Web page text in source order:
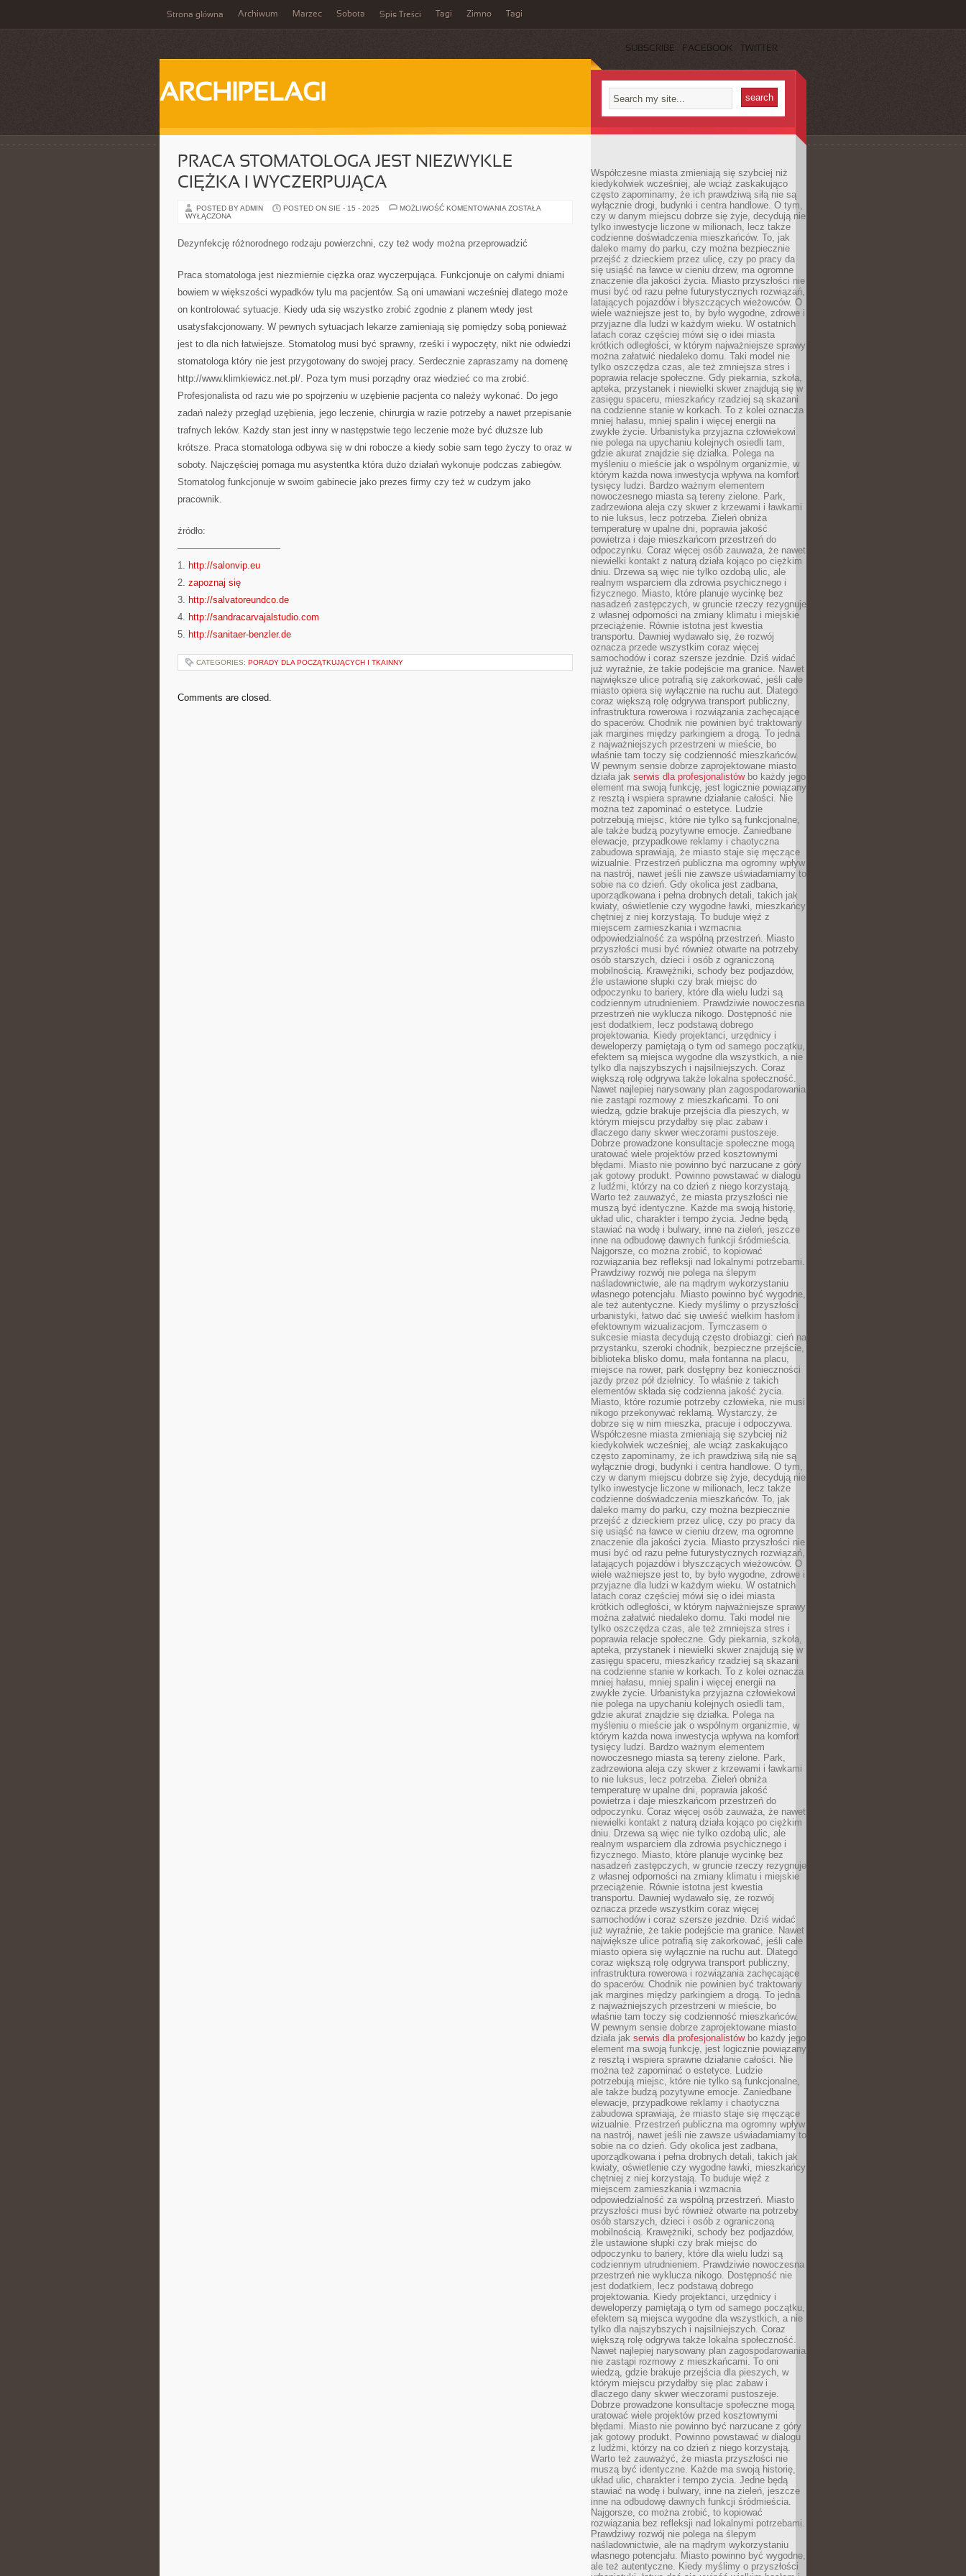
Strona główna Archiwum Marzec Sobota Spis Treści Tagi Zimno Tagi
SUBSCRIBE FACEBOOK TWITTER
ARCHIPELAGI
PRACA STOMATOLOGA JEST NIEZWYKLE
CIĘŻKA I WYCZERPUJĄCA
POSTED BY ADMIN POSTED ON SIE - 15 - 2025 MOŻLIWOŚĆ KOMENTOWANIA PRACA
CIĘŻKA
I
ZOSTAŁA
WYŁĄCZONA
Dezynfekcję różnorodnego rodzaju powierzchni, czy też wody można przeprowadzić
Praca stomatologa jest niezmiernie ciężka oraz wyczerpująca. Funkcjonuje on całymi dniami
bowiem w większości wypadków tylu ma pacjentów. Są oni umawiani wcześniej dlatego może
on kontrolować sytuacje. Kiedy uda się wszystko zrobić zgodnie z planem wtedy jest
usatysfakcjonowany. W pewnych sytuacjach lekarze zamieniają się pomiędzy sobą ponieważ
jest to dla nich łatwiejsze. Stomatolog musi być sprawny, rześki i wypoczęty, nikt nie odwiedzi
stomatologa który nie jest przygotowany do swojej pracy. Serdecznie zapraszamy na domenę
http://www.klimkiewicz.net.pl/. Poza tym musi porządny oraz wiedzieć co ma zrobić.
Profesjonalista od razu wie po spojrzeniu w uzębienie pacjenta co należy wykonać. Do jego
zadań należy przegląd uzębienia, jego leczenie, chirurgia w razie potrzeby a nawet przepisanie
trafnych leków. Każdy stan jest inny w następstwie tego leczenie może być dłuższe lub
krótsze. Praca stomatologa odbywa się w dni robocze a kiedy sobie sam tego życzy to oraz w
soboty. Najczęściej pomaga mu asystentka która dużo działań wykonuje podczas zabiegów.
Stomatolog funkcjonuje w swoim gabinecie jako prezes firmy czy też w cudzym jako
pracownik.
źródło:
———————————
1. http://salonvip.eu
2. zapoznaj się
3. http://salvatoreundco.de
4. http://sandracarvajalstudio.com
5. http://sanitaer-benzler.de
CATEGORIES: PORADY DLA POCZĄTKUJĄCYCH I TKAINNY
Comments are closed.
Współczesne miasta zmieniają się szybciej niż
kiedykolwiek wcześniej, ale wciąż zaskakująco
często zapominamy, że ich prawdziwą siłą nie są
wyłącznie drogi, budynki i centra handlowe. O tym,
czy w danym miejscu dobrze się żyje, decydują nie
tylko inwestycje liczone w milionach, lecz także
codzienne doświadczenia mieszkańców. To, jak
daleko mamy do parku, czy można bezpiecznie
przejść z dzieckiem przez ulicę, czy po pracy da
się usiąść na ławce w cieniu drzew, ma ogromne
znaczenie dla jakości życia. Miasto przyszłości nie
musi być od razu pełne futurystycznych rozwiązań,
latających pojazdów i błyszczących wieżowców. O
wiele ważniejsze jest to, by było wygodne, zdrowe i
przyjazne dla ludzi w każdym wieku. W ostatnich
latach coraz częściej mówi się o idei miasta
krótkich odległości, w którym najważniejsze sprawy
można załatwić niedaleko domu. Taki model nie
tylko oszczędza czas, ale też zmniejsza stres i
poprawia relacje społeczne. Gdy piekarnia, szkoła,
apteka, przystanek i niewielki skwer znajdują się w
zasięgu spaceru, mieszkańcy rzadziej są skazani
na codzienne stanie w korkach. To z kolei oznacza
mniej hałasu, mniej spalin i więcej energii na
zwykłe życie. Urbanistyka przyjazna człowiekowi
nie polega na upychaniu kolejnych osiedli tam,
gdzie akurat znajdzie się działka. Polega na
myśleniu o mieście jak o wspólnym organizmie, w
którym każda nowa inwestycja wpływa na komfort
tysięcy ludzi. Bardzo ważnym elementem
nowoczesnego miasta są tereny zielone. Park,
zadrzewiona aleja czy skwer z krzewami i ławkami
to nie luksus, lecz potrzeba. Zieleń obniża
temperaturę w upalne dni, poprawia jakość
powietrza i daje mieszkańcom przestrzeń do
odpoczynku. Coraz więcej osób zauważa, że nawet
niewielki kontakt z naturą działa kojąco po ciężkim
dniu. Drzewa są więc nie tylko ozdobą ulic, ale
realnym wsparciem dla zdrowia psychicznego i
fizycznego. Miasto, które planuje wycinkę bez
nasadzeń zastępczych, w gruncie rzeczy rezygnuje
z własnej odporności na zmiany klimatu i miejskie
przeciążenie. Równie istotna jest kwestia
transportu. Dawniej wydawało się, że rozwój
oznacza przede wszystkim coraz więcej
samochodów i coraz szersze jezdnie. Dziś widać
już wyraźnie, że takie podejście ma granice. Nawet
największe ulice potrafią się zakorkować, jeśli całe
miasto opiera się wyłącznie na ruchu aut. Dlatego
coraz większą rolę odgrywa transport publiczny,
infrastruktura rowerowa i rozwiązania zachęcające
do spacerów. Chodnik nie powinien być traktowany
jak margines między parkingiem a drogą. To jedna
z najważniejszych przestrzeni w mieście, bo
właśnie tam toczy się codzienność mieszkańców.
W pewnym sensie dobrze zaprojektowane miasto
działa jak serwis dla profesjonalistówbo każdy jego
element ma swoją funkcję, jest logicznie powiązany
z resztą i wspiera sprawne działanie całości. Nie
można też zapominać o estetyce. Ludzie
potrzebują miejsc, które nie tylko są funkcjonalne,
ale także budzą pozytywne emocje. Zaniedbane
elewacje, przypadkowe reklamy i chaotyczna
zabudowa sprawiają, że miasto staje się męczące
wizualnie. Przestrzeń publiczna ma ogromny wpływ
na nastrój, nawet jeśli nie zawsze uświadamiamy to
sobie na co dzień. Gdy okolica jest zadbana,
uporządkowana i pełna drobnych detali, takich jak
kwiaty, oświetlenie czy wygodne ławki, mieszkańcy
chętniej z niej korzystają. To buduje więź z
miejscem zamieszkania i wzmacnia
odpowiedzialność za wspólną przestrzeń. Miasto
przyszłości musi być również otwarte na potrzeby
osób starszych, dzieci i osób z ograniczoną
mobilnością. Krawężniki, schody bez podjazdów,
źle ustawione słupki czy brak miejsc do
odpoczynku to bariery, które dla wielu ludzi są
codziennym utrudnieniem. Prawdziwie nowoczesna
przestrzeń nie wyklucza nikogo. Dostępność nie
jest dodatkiem, lecz podstawą dobrego
projektowania. Kiedy projektanci, urzędnicy i
deweloperzy pamiętają o tym od samego początku,
efektem są miejsca wygodne dla wszystkich, a nie
tylko dla najszybszych i najsilniejszych. Coraz
większą rolę odgrywa także lokalna społeczność.
Nawet najlepiej narysowany plan zagospodarowania
nie zastąpi rozmowy z mieszkańcami. To oni
wiedzą, gdzie brakuje przejścia dla pieszych, w
którym miejscu przydałby się plac zabaw i
dlaczego dany skwer wieczorami pustoszeje.
Dobrze prowadzone konsultacje społeczne mogą
uratować wiele projektów przed kosztownymi
błędami. Miasto nie powinno być narzucane z góry
jak gotowy produkt. Powinno powstawać w dialogu
z ludźmi, którzy na co dzień z niego korzystają.
Warto też zauważyć, że miasta przyszłości nie
muszą być identyczne. Każde ma swoją historię,
układ ulic, charakter i tempo życia. Jedne będą
stawiać na wodę i bulwary, inne na zieleń, jeszcze
inne na odbudowę dawnych funkcji śródmieścia.
Najgorsze, co można zrobić, to kopiować
rozwiązania bez refleksji nad lokalnymi potrzebami.
Prawdziwy rozwój nie polega na ślepym
naśladownictwie, ale na mądrym wykorzystaniu
własnego potencjału. Miasto powinno być wygodne,
ale też autentyczne. Kiedy myślimy o przyszłości
urbanistyki, łatwo dać się uwieść wielkim hasłom i
efektownym wizualizacjom. Tymczasem o
sukcesie miasta decydują często drobiazgi: cień na
przystanku, szeroki chodnik, bezpieczne przejście,
biblioteka blisko domu, mała fontanna na placu,
miejsce na rower, park dostępny bez konieczności
jazdy przez pół dzielnicy. To właśnie z takich
elementów składa się codzienna jakość życia.
Miasto, które rozumie potrzeby człowieka, nie musi
nikogo przekonywać reklamą. Wystarczy, że
dobrze się w nim mieszka, pracuje i odpoczywa.
Współczesne miasta zmieniają się szybciej niż
kiedykolwiek wcześniej, ale wciąż zaskakująco
często zapominamy, że ich prawdziwą siłą nie są
wyłącznie drogi, budynki i centra handlowe. O tym,
czy w danym miejscu dobrze się żyje, decydują nie
tylko inwestycje liczone w milionach, lecz także
codzienne doświadczenia mieszkańców. To, jak
daleko mamy do parku, czy można bezpiecznie
przejść z dzieckiem przez ulicę, czy po pracy da
się usiąść na ławce w cieniu drzew, ma ogromne
znaczenie dla jakości życia. Miasto przyszłości nie
musi być od razu pełne futurystycznych rozwiązań,
latających pojazdów i błyszczących wieżowców. O
wiele ważniejsze jest to, by było wygodne, zdrowe i
przyjazne dla ludzi w każdym wieku. W ostatnich
latach coraz częściej mówi się o idei miasta
krótkich odległości, w którym najważniejsze sprawy
można załatwić niedaleko domu. Taki model nie
tylko oszczędza czas, ale też zmniejsza stres i
poprawia relacje społeczne. Gdy piekarnia, szkoła,
apteka, przystanek i niewielki skwer znajdują się w
zasięgu spaceru, mieszkańcy rzadziej są skazani
na codzienne stanie w korkach. To z kolei oznacza
mniej hałasu, mniej spalin i więcej energii na
zwykłe życie. Urbanistyka przyjazna człowiekowi
nie polega na upychaniu kolejnych osiedli tam,
gdzie akurat znajdzie się działka. Polega na
myśleniu o mieście jak o wspólnym organizmie, w
którym każda nowa inwestycja wpływa na komfort
tysięcy ludzi. Bardzo ważnym elementem
nowoczesnego miasta są tereny zielone. Park,
zadrzewiona aleja czy skwer z krzewami i ławkami
to nie luksus, lecz potrzeba. Zieleń obniża
temperaturę w upalne dni, poprawia jakość
powietrza i daje mieszkańcom przestrzeń do
odpoczynku. Coraz więcej osób zauważa, że nawet
niewielki kontakt z naturą działa kojąco po ciężkim
dniu. Drzewa są więc nie tylko ozdobą ulic, ale
realnym wsparciem dla zdrowia psychicznego i
fizycznego. Miasto, które planuje wycinkę bez
nasadzeń zastępczych, w gruncie rzeczy rezygnuje
z własnej odporności na zmiany klimatu i miejskie
przeciążenie. Równie istotna jest kwestia
transportu. Dawniej wydawało się, że rozwój
oznacza przede wszystkim coraz więcej
samochodów i coraz szersze jezdnie. Dziś widać
już wyraźnie, że takie podejście ma granice. Nawet
największe ulice potrafią się zakorkować, jeśli całe
miasto opiera się wyłącznie na ruchu aut. Dlatego
coraz większą rolę odgrywa transport publiczny,
infrastruktura rowerowa i rozwiązania zachęcające
do spacerów. Chodnik nie powinien być traktowany
jak margines między parkingiem a drogą. To jedna
z najważniejszych przestrzeni w mieście, bo
właśnie tam toczy się codzienność mieszkańców.
W pewnym sensie dobrze zaprojektowane miasto
działa jak serwis dla profesjonalistówbo każdy jego
element ma swoją funkcję, jest logicznie powiązany
z resztą i wspiera sprawne działanie całości. Nie
można też zapominać o estetyce. Ludzie
potrzebują miejsc, które nie tylko są funkcjonalne,
ale także budzą pozytywne emocje. Zaniedbane
elewacje, przypadkowe reklamy i chaotyczna
zabudowa sprawiają, że miasto staje się męczące
wizualnie. Przestrzeń publiczna ma ogromny wpływ
na nastrój, nawet jeśli nie zawsze uświadamiamy to
sobie na co dzień. Gdy okolica jest zadbana,
uporządkowana i pełna drobnych detali, takich jak
kwiaty, oświetlenie czy wygodne ławki, mieszkańcy
chętniej z niej korzystają. To buduje więź z
miejscem zamieszkania i wzmacnia
odpowiedzialność za wspólną przestrzeń. Miasto
przyszłości musi być również otwarte na potrzeby
osób starszych, dzieci i osób z ograniczoną
mobilnością. Krawężniki, schody bez podjazdów,
źle ustawione słupki czy brak miejsc do
odpoczynku to bariery, które dla wielu ludzi są
codziennym utrudnieniem. Prawdziwie nowoczesna
przestrzeń nie wyklucza nikogo. Dostępność nie
jest dodatkiem, lecz podstawą dobrego
projektowania. Kiedy projektanci, urzędnicy i
deweloperzy pamiętają o tym od samego początku,
efektem są miejsca wygodne dla wszystkich, a nie
tylko dla najszybszych i najsilniejszych. Coraz
większą rolę odgrywa także lokalna społeczność.
Nawet najlepiej narysowany plan zagospodarowania
nie zastąpi rozmowy z mieszkańcami. To oni
wiedzą, gdzie brakuje przejścia dla pieszych, w
którym miejscu przydałby się plac zabaw i
dlaczego dany skwer wieczorami pustoszeje.
Dobrze prowadzone konsultacje społeczne mogą
uratować wiele projektów przed kosztownymi
błędami. Miasto nie powinno być narzucane z góry
jak gotowy produkt. Powinno powstawać w dialogu
z ludźmi, którzy na co dzień z niego korzystają.
Warto też zauważyć, że miasta przyszłości nie
muszą być identyczne. Każde ma swoją historię,
układ ulic, charakter i tempo życia. Jedne będą
stawiać na wodę i bulwary, inne na zieleń, jeszcze
inne na odbudowę dawnych funkcji śródmieścia.
Najgorsze, co można zrobić, to kopiować
rozwiązania bez refleksji nad lokalnymi potrzebami.
Prawdziwy rozwój nie polega na ślepym
naśladownictwie, ale na mądrym wykorzystaniu
własnego potencjału. Miasto powinno być wygodne,
ale też autentyczne. Kiedy myślimy o przyszłości